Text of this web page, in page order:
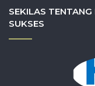
SEKILAS
SUKSES